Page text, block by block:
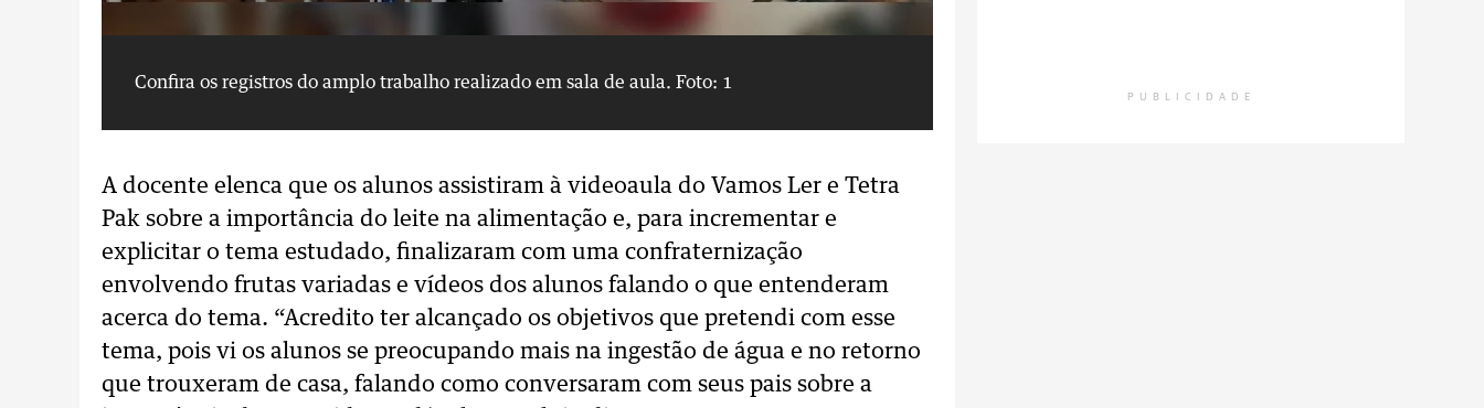
Confira os registros do amplo trabalho realizado em sala de aula. Foto: 1
A docente elenca que os alunos assistiram à videoaula do Vamos Ler e Tetra
Pak sobre a importância do leite na alimentação e, para incrementar e
explicitar o tema estudado, finalizaram com uma confraternização
envolvendo frutas variadas e vídeos dos alunos falando o que entenderam
acerca do tema. “Acredito ter alcançado os objetivos que pretendi com esse
tema, pois vi os alunos se preocupando mais na ingestão de água e no retorno
que trouxeram de casa, falando como conversaram com seus pais sobre a
PUBLICIDADE